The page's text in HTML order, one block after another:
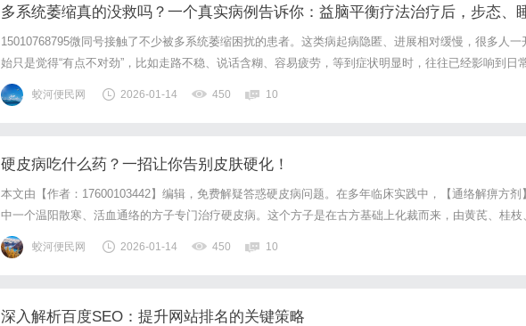
多系统萎缩真的没救吗？一个真实病例告诉你：益脑平衡疗法治疗后，步态、
眠、精神都在变好
15010768795微同号接触了不少被多系统萎缩困扰的患者。这类病起病隐匿、进展相对缓慢，很多人一
始只是觉得“有点不对劲”，比如走路不稳、说话含糊、容易疲劳，等到症状明显时，往往已经影响到日
生活。今天就结合一个案例，和大家聊聊益脑平衡疗法是如何从整体治疗的。分享一个门诊案例。患者
先生，55岁。两年前，他开始感觉自己走路不如以前稳当，下楼梯时总觉得脚下...
蛟河便民网 2026-01-14 450 10
硬皮病吃什么药？一招让你告别皮肤硬化！
本文由【作者：17600103442】编辑，免费解疑答惑硬皮病问题。在多年临床实践中，【通络解痹方剂】
中一个温阳散寒、活血通络的方子专门治疗硬皮病。这个方子是在古方基础上化裁而来，由黄芪、桂枝
附子、当归、川芎、桃仁、红花、鸡血藤、地龙组成。这个方子的精妙之处在于，既用温阳散寒药祛除
因，又用活血化瘀药疏通气血，还用了益气养血药扶助正气，标本兼治，共同发挥软...
蛟河便民网 2026-01-14 450 10
深入解析百度SEO：提升网站排名的关键策略